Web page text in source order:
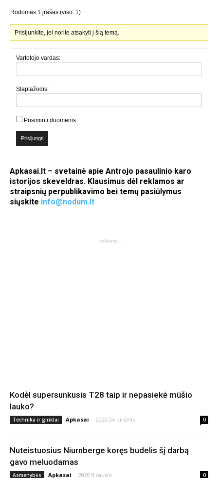
Rodomas 1 įrašas (viso: 1)
Prisijunkite, jei norite atsakyti į šią temą.
Vartotojo vardas:
Slaptažodis:
Prisiminti duomenis
Prisijungti
Apkasai.lt – svetainė apie Antrojo pasaulinio karo
istorijos skeveldras. Klausimus dėl reklamos ar
straipsnių perpublikavimo bei temų pasiūlymus
siųskite info@nodum.lt
- reklama -
Kodėl supersunkusis T28 taip ir nepasiekė mūšio
lauko?
Technika ir ginklai Apkasai - 2020 24 birželio 0
Nuteistuosius Niurnberge koręs budelis šį darbą
gavo meluodamas
Asmenybės Apkasai - 2020 9 sausio 0